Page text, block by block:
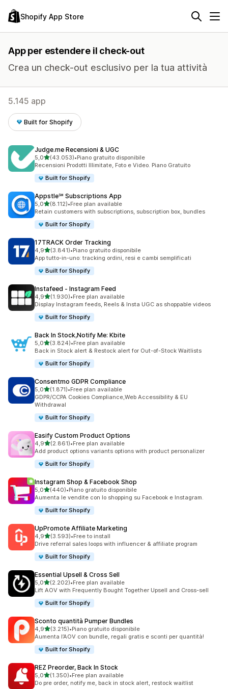
Shopify App Store
App per estendere il check-out
Crea un check-out esclusivo per la tua attività
5.145 app
Built for Shopify
Judge.me Recensioni & UGC
5,0stelle su 5
(43.053)
43053 recensioni totali
•Piano gratuito disponibile
Recensioni Prodotti Illimitate, Foto e Video. Piano Gratuito
Built for Shopify
Appstle℠ Subscriptions App
5,0stelle su 5
(8.112)
8112 recensioni totali
•Free plan available
Retain customers with subscriptions, subscription box, bundles
Built for Shopify
17TRACK Order Tracking
4,9stelle su 5
(3.841)
3841 recensioni totali
•Piano gratuito disponibile
App tutto-in-uno: tracking ordini, resi e cambi semplificati
Built for Shopify
Instafeed ‑ Instagram Feed
4,9stelle su 5
(1.930)
1930 recensioni totali
•Free plan available
Display Instagram feeds, Reels & Insta UGC as shoppable videos
Built for Shopify
Back In Stock,Notify Me: Kbite
5,0stelle su 5
(3.824)
3824 recensioni totali
•Free plan available
Back in Stock alert & Restock alert for Out-of-Stock Waitlists
Built for Shopify
Consentmo GDPR Compliance
5,0stelle su 5
(1.871)
1871 recensioni totali
•Free plan available
GDPR/CCPA Cookies Compliance,Web Accessibility & EU
Withdrawal
Built for Shopify
Easify Custom Product Options
4,9stelle su 5
(2.861)
2861 recensioni totali
•Free plan available
Add product options variants options with product personalizer
Built for Shopify
Instagram Shop & Facebook Shop
5,0stelle su 5
(440)
440 recensioni totali
•Piano gratuito disponibile
Aumenta le vendite con lo shopping su Facebook e Instagram.
Built for Shopify
UpPromote Affiliate Marketing
4,9stelle su 5
(3.593)
3593 recensioni totali
•Free to install
Drive referral sales loops with influencer & affiliate program
Built for Shopify
Essential Upsell & Cross Sell
5,0stelle su 5
(2.202)
2202 recensioni totali
•Free plan available
Lift AOV with Frequently Bought Together Upsell and Cross-sell
Built for Shopify
Sconto quantità Pumper Bundles
4,9stelle su 5
(3.215)
3215 recensioni totali
•Piano gratuito disponibile
Aumenta l’AOV con bundle, regali gratis e sconti per quantità!
Built for Shopify
REZ Preorder, Back In Stock
5,0stelle su 5
(1.350)
1350 recensioni totali
•Free plan available
Do pre order, notify me, back in stock alert, restock waitlist